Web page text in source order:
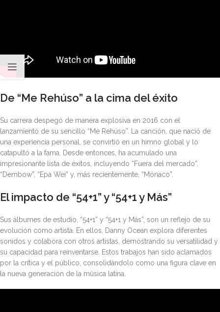
De “Me Rehúso” a la cima del éxito
Su carrera despegó de manera explosiva en 2016 con el
lanzamiento de su sencillo “Me Rehúso”. La canción, que nació de
una experiencia personal, se convirtió en un himno global y lo
catapultó a la fama. Desde entonces, ha acumulado una
impresionante lista de éxitos, incluyendo “Fuera del mercado”,
“Dembow”, “Epa Wei” y, más recientemente, “Mónaco”.
El impacto de “54+1” y “54+1 y Más”
Sus álbumes de estudio, “54+1” y “54+1 y Más”, son un reflejo de su
evolución como artista. En ellos, Danny Ocean explora diferentes
sonidos y colabora con otros artistas, demostrando su versatilidad y
su capacidad para reinventarse. Estos trabajos han sido aclamados
por la crítica y el público, consolidándolo como una figura clave en
la nueva generación de la música latina.